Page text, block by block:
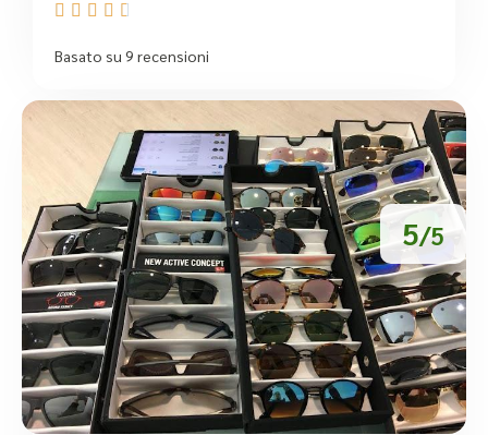
    
Basato su 9 recensioni
5/5